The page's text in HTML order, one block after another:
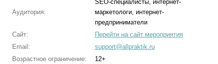
Аудитория:
SEO-специалисты, интернет-
маркетологи, интернет-
предприниматели
Сайт:
Перейти на сайт мероприятия
Email:
support@allpraktik.ru
Возрастное ограничение:
12+